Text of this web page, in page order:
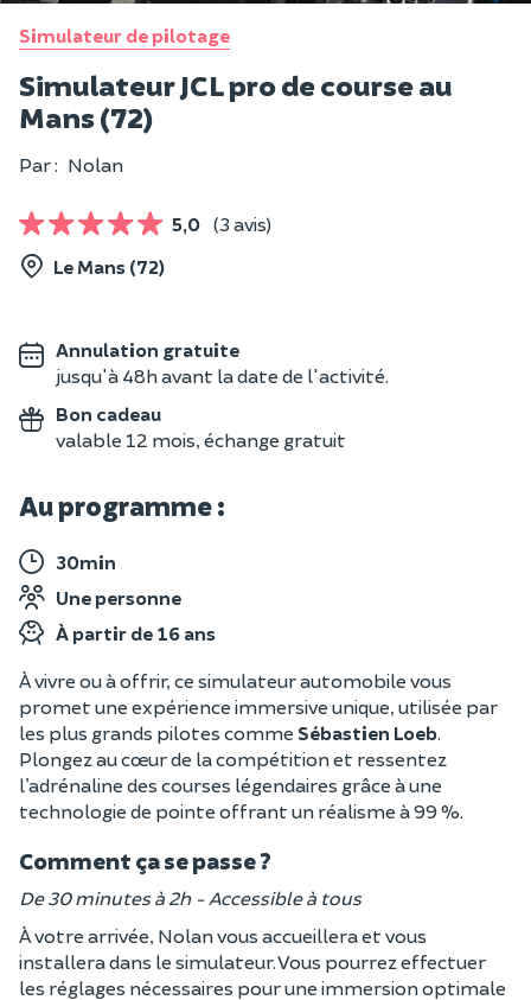
Simulateur de pilotage
Simulateur JCL pro de course au
Mans (72)
Par : Nolan
5,0 (3 avis)
Le Mans (72)
Annulation gratuite
jusqu'à 48h avant la date de l'activité.
Bon cadeau
valable 12 mois, échange gratuit
Au programme :
30min
Une personne
À partir de 16 ans
À vivre ou à offrir, ce simulateur automobile vous
promet une expérience immersive unique, utilisée par
les plus grands pilotes comme Sébastien Loeb.
Plongez au cœur de la compétition et ressentez
l’adrénaline des courses légendaires grâce à une
technologie de pointe offrant un réalisme à 99 %.
Comment ça se passe ?
De 30 minutes à 2h - Accessible à tous
À votre arrivée, Nolan vous accueillera et vous
installera dans le simulateur. Vous pourrez effectuer
les réglages nécessaires pour une immersion optimale